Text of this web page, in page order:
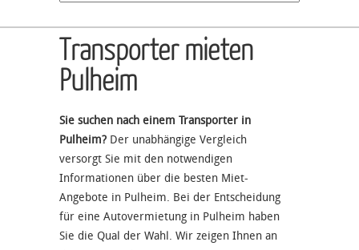
Transporter mieten
Pulheim
Sie suchen nach einem Transporter in
Pulheim? Der unabhängige Vergleich
versorgt Sie mit den notwendigen
Informationen über die besten Miet-
Angebote in Pulheim. Bei der Entscheidung
für eine Autovermietung in Pulheim haben
Sie die Qual der Wahl. Wir zeigen Ihnen an